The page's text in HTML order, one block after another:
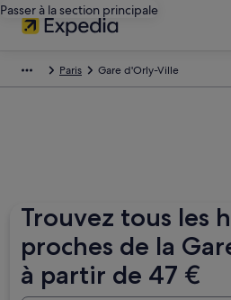
Passer à la section principale
Paris Gare d'Orly-Ville
Trouvez tous les
proches de la
à partir de 47 €